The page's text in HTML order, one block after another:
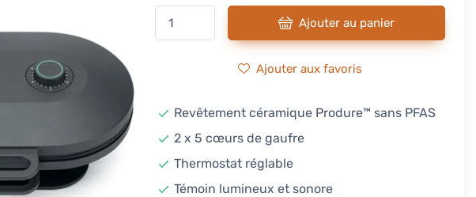
Ajouter au panier
Ajouter aux favoris
Revêtement céramique Produre™ sans PFAS
2 x 5 cœurs de gaufre
Thermostat réglable
Témoin lumineux et sonore